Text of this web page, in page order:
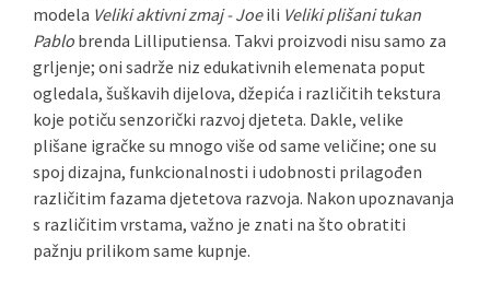
modela Veliki aktivni zmaj - Joeili Veliki plišani tukan
Pablo brenda Lilliputiensa. Takvi proizvodi nisu samo za
grljenje; oni sadrže niz edukativnih elemenata poput
ogledala, šuškavih dijelova, džepića i različitih tekstura
koje potiču senzorički razvoj djeteta. Dakle, velike
plišane igračke su mnogo više od same veličine; one su
spoj dizajna, funkcionalnosti i udobnosti prilagođen
različitim fazama djetetova razvoja. Nakon upoznavanja
s različitim vrstama, važno je znati na što obratiti
pažnju prilikom same kupnje.